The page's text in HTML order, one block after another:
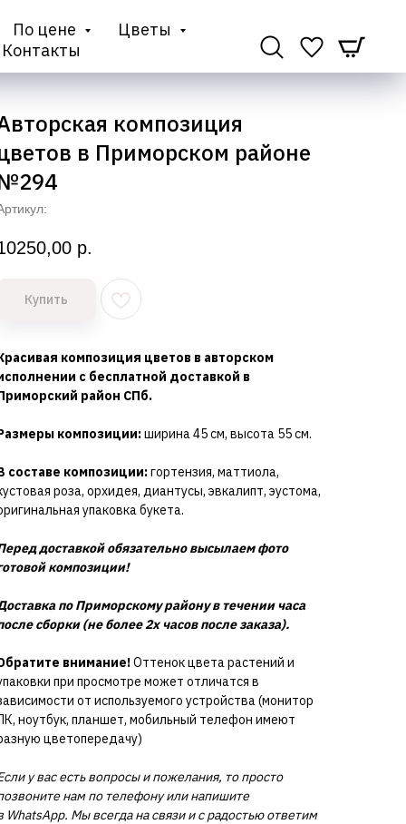
По цене
Цветы
Контакты
композиция
в Приморском районе
р.
Купить
композиция цветов в авторском
с бесплатной доставкой в
район СПб.
композиции:ширина 45 см, высота 55 см.
составе композиции:гортензия, маттиола,
роза, орхидея, диантусы, эвкалипт, эустома,
упаковка букета.
доставкой обязательно высылаем фото
композиции!
по Приморскому району в течении часа
сборки (не более 2х часов после заказа).
внимание!Оттенок цвета растений и
при просмотре может отличатся в
от используемого устройства (монитор
ноутбук, планшет, мобильный телефон имеют
цветопередачу)
у вас есть вопросы и пожелания, то просто
нам по телефону или напишите
WhatsApp. Мы всегда на связи и с радостью ответим